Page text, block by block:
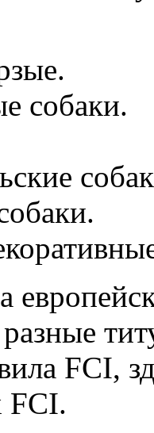
собаки.
FCI,
FCI.